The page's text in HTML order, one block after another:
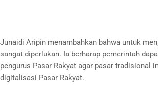
Junaidi Aripin menambahkan bahwa untuk
sangat diperlukan. Ia berharap pemerintah
pengurus Pasar Rakyat agar pasar tradisional
digitalisasi Pasar Rakyat.